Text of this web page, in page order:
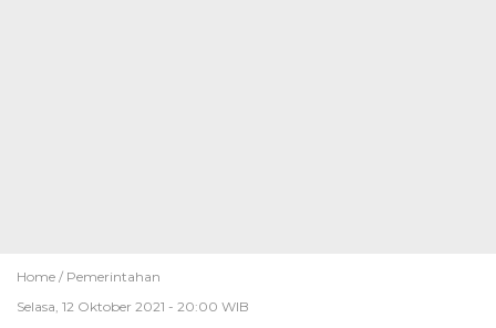
Home / Pemerintahan
Selasa, 12 Oktober 2021 - 20:00 WIB